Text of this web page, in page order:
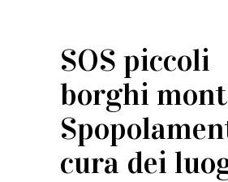
SOS piccoli
borghi
cura dei